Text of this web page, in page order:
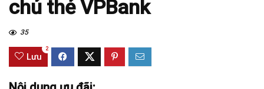
chủ thẻ VPBank
35
Lưu
2